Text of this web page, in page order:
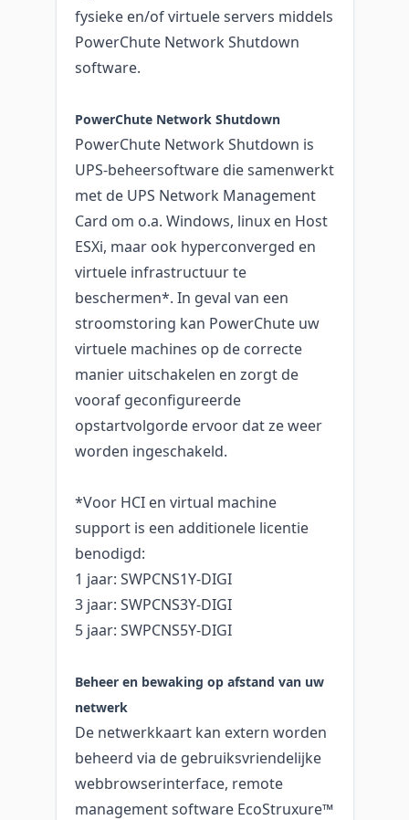
fysieke en/of virtuele servers middels
PowerChute Network Shutdown
software.
PowerChute Network Shutdown
PowerChute Network Shutdown is
UPS-beheersoftware die samenwerkt
met de UPS Network Management
Card om o.a. Windows, linux en Host
ESXi, maar ook hyperconverged en
virtuele infrastructuur te
beschermen*. In geval van een
stroomstoring kan PowerChute uw
virtuele machines op de correcte
manier uitschakelen en zorgt de
vooraf geconfigureerde
opstartvolgorde ervoor dat ze weer
worden ingeschakeld.
*Voor HCI en virtual machine
support is een additionele licentie
benodigd:
1 jaar: SWPCNS1Y-DIGI
3 jaar: SWPCNS3Y-DIGI
5 jaar: SWPCNS5Y-DIGI
Beheer en bewaking op afstand van uw
netwerk
De netwerkkaart kan extern worden
beheerd via de gebruiksvriendelijke
webbrowserinterface, remote
management software EcoStruxure™